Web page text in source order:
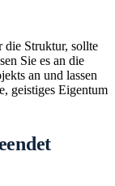
die Struktur, sollte
Sie es an die
an und lassen
geistiges Eigentum